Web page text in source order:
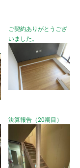
ご契約ありがとうござ
いました。
決算報告（20期目）